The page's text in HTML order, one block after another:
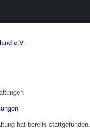
hat bereits stattgefunden.